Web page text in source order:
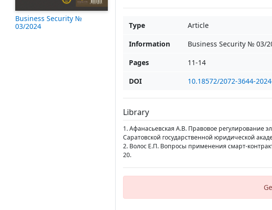
Business Security №
03/2024
Type
Article
Information
Business Security № 03/
Pages
11-14
DOI
10.18572/2072-3644-
Library
1. Афанасьевская А.В. Правовое регулирование
Саратовской государственной юридической
2. Волос Е.П. Вопросы применения смарт-
20.